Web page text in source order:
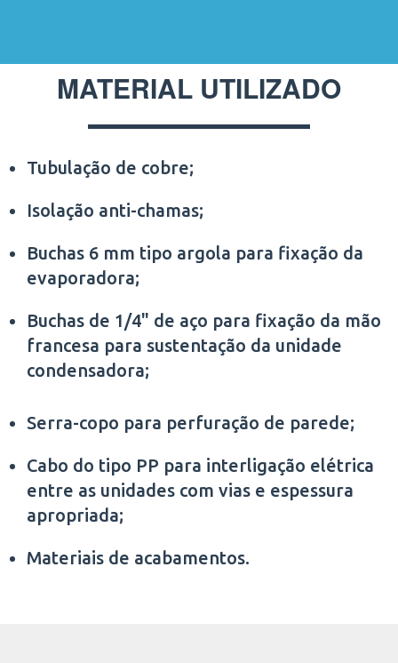
MATERIAL UTILIZADO
Tubulação de cobre;
Isolação anti-chamas;
Buchas 6 mm tipo argola para fixação da
evaporadora;
Buchas de 1/4" de aço para fixação da mão
francesa para sustentação da unidade
condensadora;
Serra-copo para perfuração de parede;
Cabo do tipo PP para interligação elétrica
entre as unidades com vias e espessura
apropriada;
Materiais de acabamentos.